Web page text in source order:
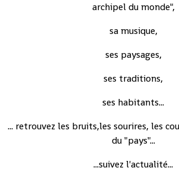
archipel du monde",
sa musique,
ses paysages,
ses traditions,
ses habitants...
... retrouvez les bruits,les sourires, les
du "pays"...
...suivez l'actualité...